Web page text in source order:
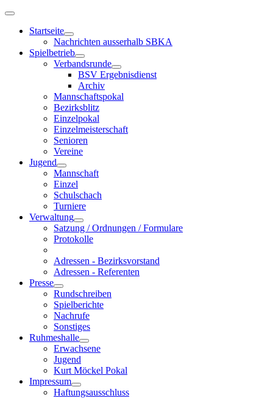
Startseite
Nachrichten ausserhalb SBKA
Spielbetrieb
Verbandsrunde
BSV Ergebnisdienst
Archiv
Mannschaftspokal
Bezirksblitz
Einzelpokal
Einzelmeisterschaft
Senioren
Vereine
Jugend
Mannschaft
Einzel
Schulschach
Turniere
Verwaltung
Satzung / Ordnungen / Formulare
Protokolle
Adressen - Bezirksvorstand
Adressen - Referenten
Presse
Rundschreiben
Spielberichte
Nachrufe
Sonstiges
Ruhmeshalle
Erwachsene
Jugend
Kurt Möckel Pokal
Impressum
Haftungsausschluss